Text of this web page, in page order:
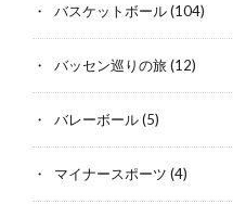
バスケットボール(104)
バッセン巡りの旅(12)
バレーボール(5)
マイナースポーツ (4)